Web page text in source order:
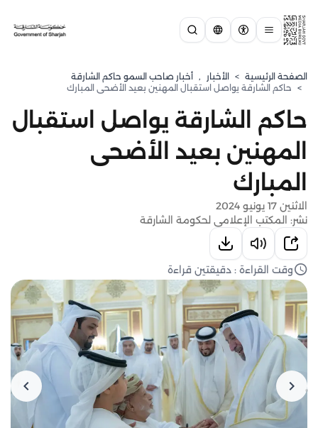
الصفحة الرئيسية > الأخبار , أخبار صاحب السمو حاكم الشارقة
> حاكم الشارقة يواصل استقبال المهنين بعيد الأضحى المبارك
حاكم الشارقة يواصل استقبال
المهنين بعيد الأضحى
المبارك
الاثنين 17 يونيو 2024
نشر: المكتب الإعلامي لحكومة الشارقة
وقت القراءة : دقيقتين قراءة